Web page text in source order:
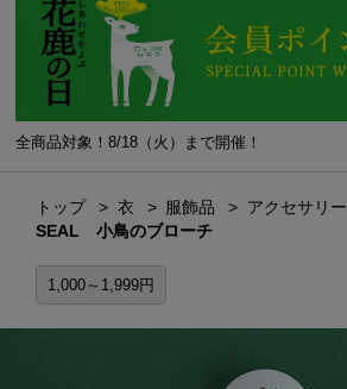
全商品対象！8/18（火）まで開催！
トップ 衣 服飾品 アクセサリー
SEAL 小鳥のブローチ
1,000～1,999円